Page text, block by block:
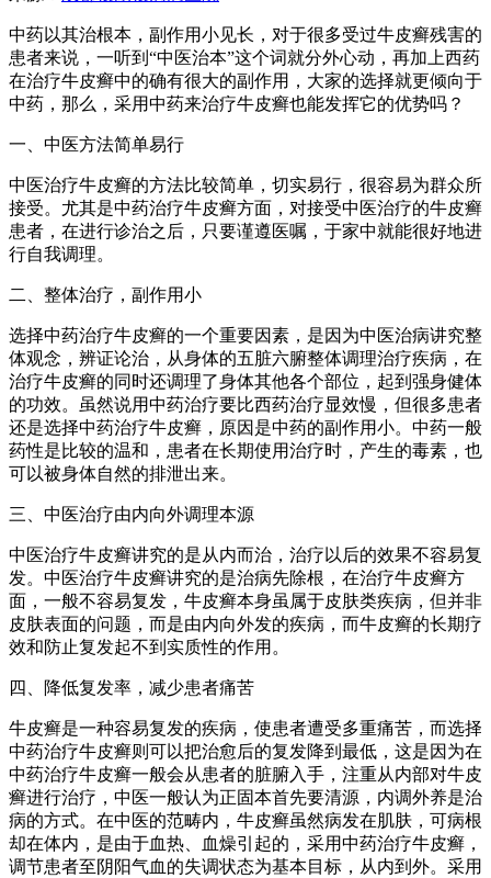
中药以其治根本，副作用小见长，对于很多受过牛皮癣残害的
患者来说，一听到“中医治本”这个词就分外心动，再加上西药
在治疗牛皮癣中的确有很大的副作用，大家的选择就更倾向于
中药，那么，采用中药来治疗牛皮癣也能发挥它的优势吗？
一、中医方法简单易行
中医治疗牛皮癣的方法比较简单，切实易行，很容易为群众所
接受。尤其是中药治疗牛皮癣方面，对接受中医治疗的牛皮癣
患者，在进行诊治之后，只要谨遵医嘱，于家中就能很好地进
行自我调理。
二、整体治疗，副作用小
选择中药治疗牛皮癣的一个重要因素，是因为中医治病讲究整
体观念，辨证论治，从身体的五脏六腑整体调理治疗疾病，在
治疗牛皮癣的同时还调理了身体其他各个部位，起到强身健体
的功效。虽然说用中药治疗要比西药治疗显效慢，但很多患者
还是选择中药治疗牛皮癣，原因是中药的副作用小。中药一般
药性是比较的温和，患者在长期使用治疗时，产生的毒素，也
可以被身体自然的排泄出来。
三、中医治疗由内向外调理本源
中医治疗牛皮癣讲究的是从内而治，治疗以后的效果不容易复
发。中医治疗牛皮癣讲究的是治病先除根，在治疗牛皮癣方
面，一般不容易复发，牛皮癣本身虽属于皮肤类疾病，但并非
皮肤表面的问题，而是由内向外发的疾病，而牛皮癣的长期疗
效和防止复发起不到实质性的作用。
四、降低复发率，减少患者痛苦
牛皮癣是一种容易复发的疾病，使患者遭受多重痛苦，而选择
中药治疗牛皮癣则可以把治愈后的复发降到最低，这是因为在
中药治疗牛皮癣一般会从患者的脏腑入手，注重从内部对牛皮
癣进行治疗，中医一般认为正固本首先要清源，内调外养是治
病的方式。在中医的范畴内，牛皮癣虽然病发在肌肤，可病根
却在体内，是由于血热、血燥引起的，采用中药治疗牛皮癣，
调节患者至阴阳气血的失调状态为基本目标，从内到外。采用